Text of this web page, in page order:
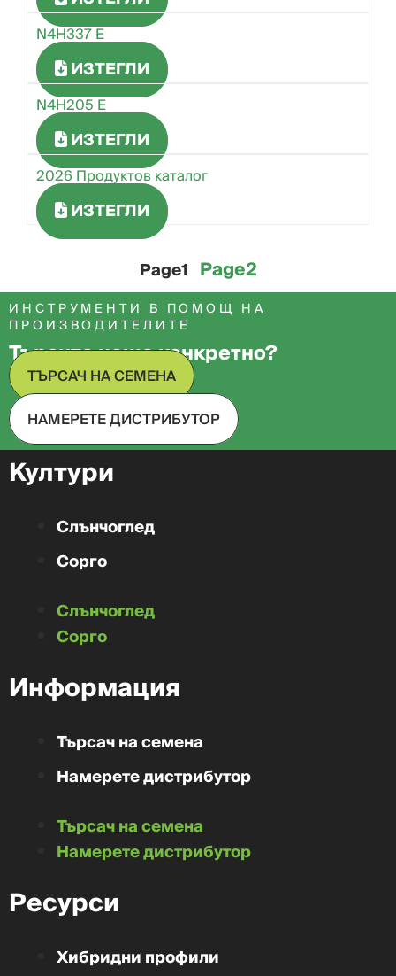
N4H337 E
ИЗТЕГЛИ
N4H205 E
ИЗТЕГЛИ
2026 Продуктов каталог
ИЗТЕГЛИ
Page1 Page2
ИНСТРУМЕНТИ В ПОМОЩ НА
ПРОИЗВОДИТЕЛИТЕ
Търсите нещо конкретно?
ТЪРСАЧ НА СЕМЕНА
НАМЕРЕТЕ ДИСТРИБУТОР
Култури
Слънчоглед
Сорго
Слънчоглед
Сорго
Информация
Търсач на семена
Намерете дистрибутор
Търсач на семена
Намерете дистрибутор
Ресурси
Хибридни профили